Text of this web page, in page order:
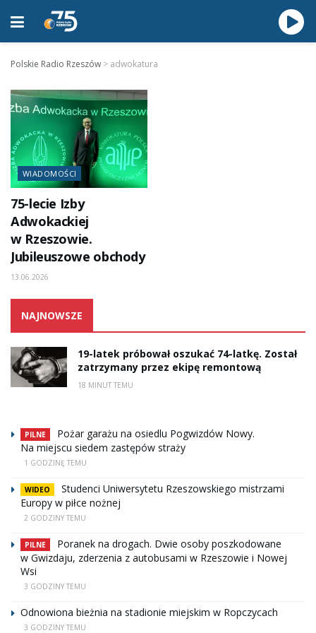
Polskie Radio Rzeszów > adwokatura
WIADOMOŚCI
75-lecie Izby
Adwokackiej
w Rzeszowie.
Jubileuszowe obchody
13.06.2026
NAJNOWSZE
19-latek próbował oszukać 74-latkę. Został
zatrzymany przez ekipę remontową
18 MINUT TEMU
PILNE
Pożar garażu na osiedlu Pogwizdów Nowy.
Na miejscu siedem zastępów straży
1 GODZINĘ TEMU
WIDEO
Studenci Uniwersytetu Rzeszowskiego mistrzami
Europy w piłce nożnej
2 GODZINY TEMU
PILNE
Poranek na drogach. Dwie osoby poszkodowane
w Gwizdaju, zderzenia z autobusami w Rzeszowie i Nowej
Wsi
3 GODZINY TEMU
Odnowiona bieżnia na stadionie miejskim w Ropczycach
3 GODZINY TEMU